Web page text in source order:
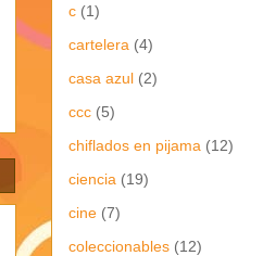
c (1)
cartelera (4)
casa azul (2)
ccc (5)
chiflados en pijama (12)
ciencia (19)
cine (7)
coleccionables (12)